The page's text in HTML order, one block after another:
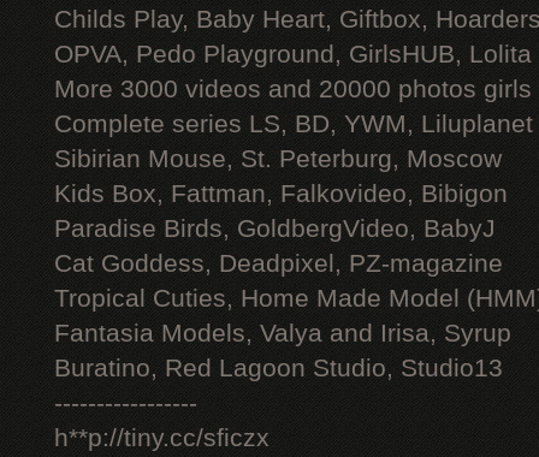
Childs Play, Baby Heart, Giftbox,
OPVA, Pedo Playground, GirlsHUB, Lolita
More 3000 videos and 20000 photos
Complete series LS, BD, YWM, Liluplanet
Sibirian Mouse, St. Peterburg, Moscow
Kids Box, Fattman, Falkovideo, Bibigon
Paradise Birds, GoldbergVideo, BabyJ
Cat Goddess, Deadpixel, PZ-magazine
Tropical Cuties, Home Made Model
Fantasia Models, Valya and Irisa, Syrup
Buratino, Red Lagoon Studio, Studio13
-----------------
h**p://tiny.cc/sficzx